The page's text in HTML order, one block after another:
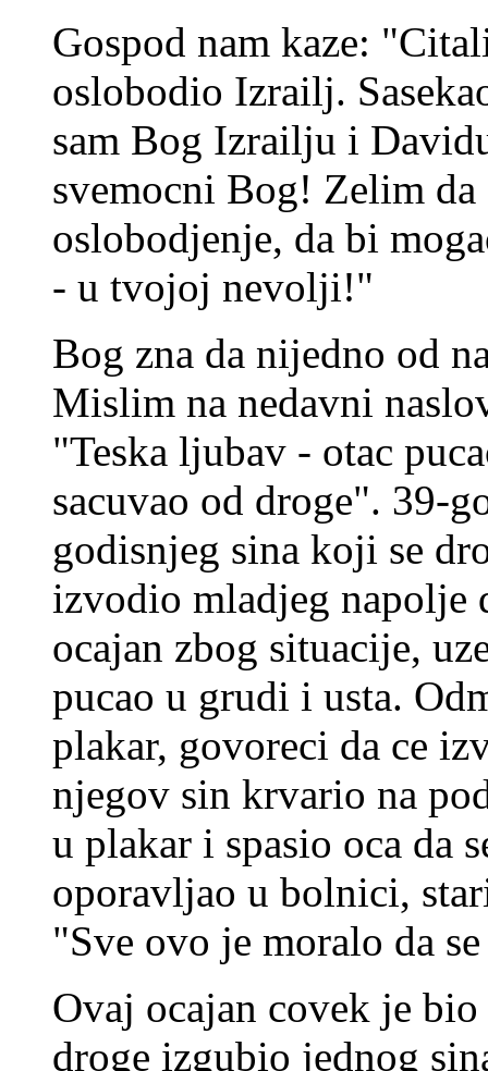
Gospod nam kaze:
oslobodio Izrailj.
sam Bog Izrailju i
svemocni Bog! Zelim
oslobodjenje, da bi
- u tvojoj nevolji!"
Bog zna da nijedno od
Mislim na nedavni
"Teska ljubav - otac
sacuvao od droge". 39-
godisnjeg sina koji se
izvodio mladjeg napolje
ocajan zbog situacije,
pucao u grudi i usta.
plakar, govoreci da ce
njegov sin krvario na
u plakar i spasio oca da
oporavljao u bolnici,
"Sve ovo je moralo da
Ovaj ocajan covek je
droge izgubio jednog